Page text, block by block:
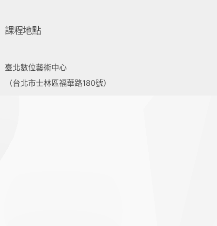
課程地點
臺北數位藝術中心
（台北市士林區福華路180號）